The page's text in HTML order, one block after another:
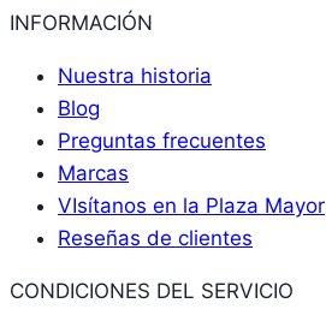
INFORMACIÓN
Nuestra historia
Blog
Preguntas frecuentes
Marcas
VIsítanos en la Plaza Mayor
Reseñas de clientes
CONDICIONES DEL SERVICIO